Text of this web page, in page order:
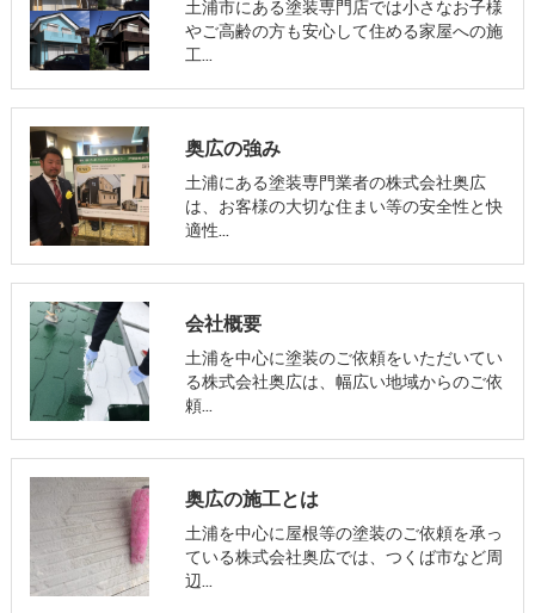
土浦市にある塗装専門店では小さなお子様
やご高齢の方も安心して住める家屋への施
工…
奥広の強み
土浦にある塗装専門業者の株式会社奥広
は、お客様の大切な住まい等の安全性と快
適性…
会社概要
土浦を中心に塗装のご依頼をいただいてい
る株式会社奥広は、幅広い地域からのご依
頼…
奥広の施工とは
土浦を中心に屋根等の塗装のご依頼を承っ
ている株式会社奥広では、つくば市など周
辺…